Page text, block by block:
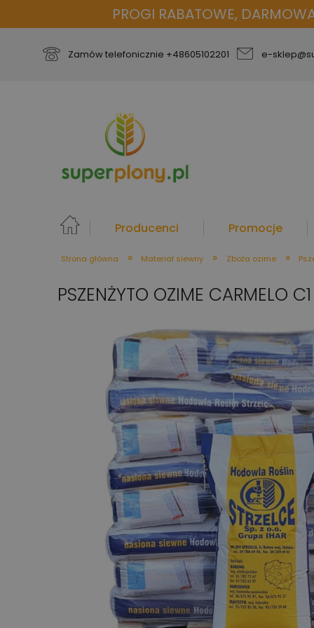
PROGI RABATOWE,
Zamów telefonicznie +48605102201 e-
Producenci Promocje
więcej
Strona główna » Materiał siewny » Zboża ozime »
PSZENŻYTO OZIME CARMELO